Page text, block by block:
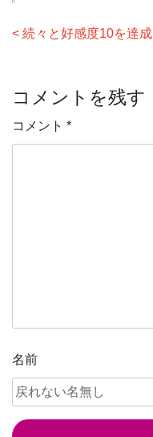
投
ビ
ゲ
続々と好感度10を達成
コメントを残す
コメント *
名前